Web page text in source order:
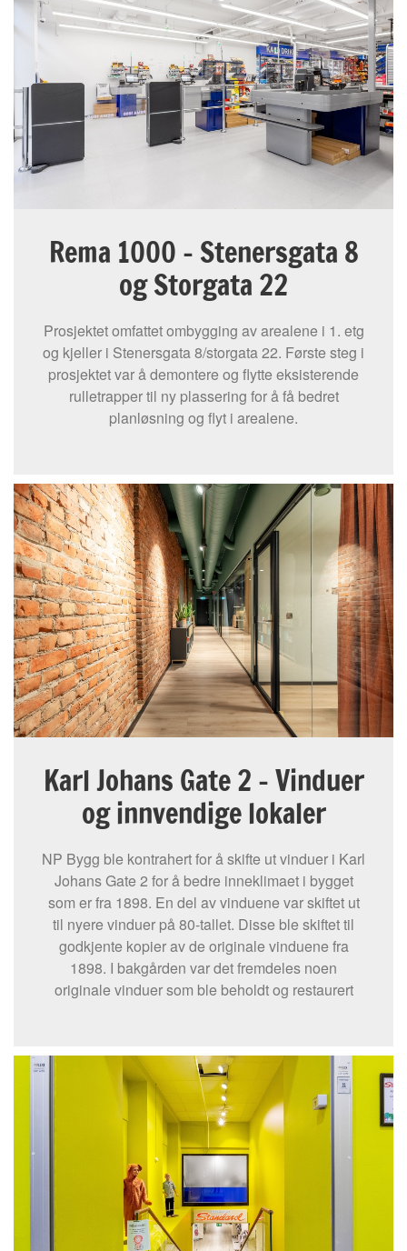
Rema 1000 - Stenersgata 8
og Storgata 22
Prosjektet omfattet ombygging av arealene i 1. etg
og kjeller i Stenersgata 8/storgata 22. Første steg i
prosjektet var å demontere og flytte eksisterende
rulletrapper til ny plassering for å få bedret
planløsning og flyt i arealene.
Karl Johans Gate 2 – Vinduer
og innvendige lokaler
NP Bygg ble kontrahert for å skifte ut vinduer i Karl
Johans Gate 2 for å bedre inneklimaet i bygget
som er fra 1898. En del av vinduene var skiftet ut
til nyere vinduer på 80-tallet. Disse ble skiftet til
godkjente kopier av de originale vinduene fra
1898. I bakgården var det fremdeles noen
originale vinduer som ble beholdt og restaurert